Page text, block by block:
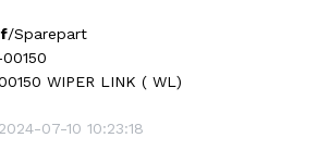
/Sparepart
WIPER LINK ( WL)
07-10 10:23:18